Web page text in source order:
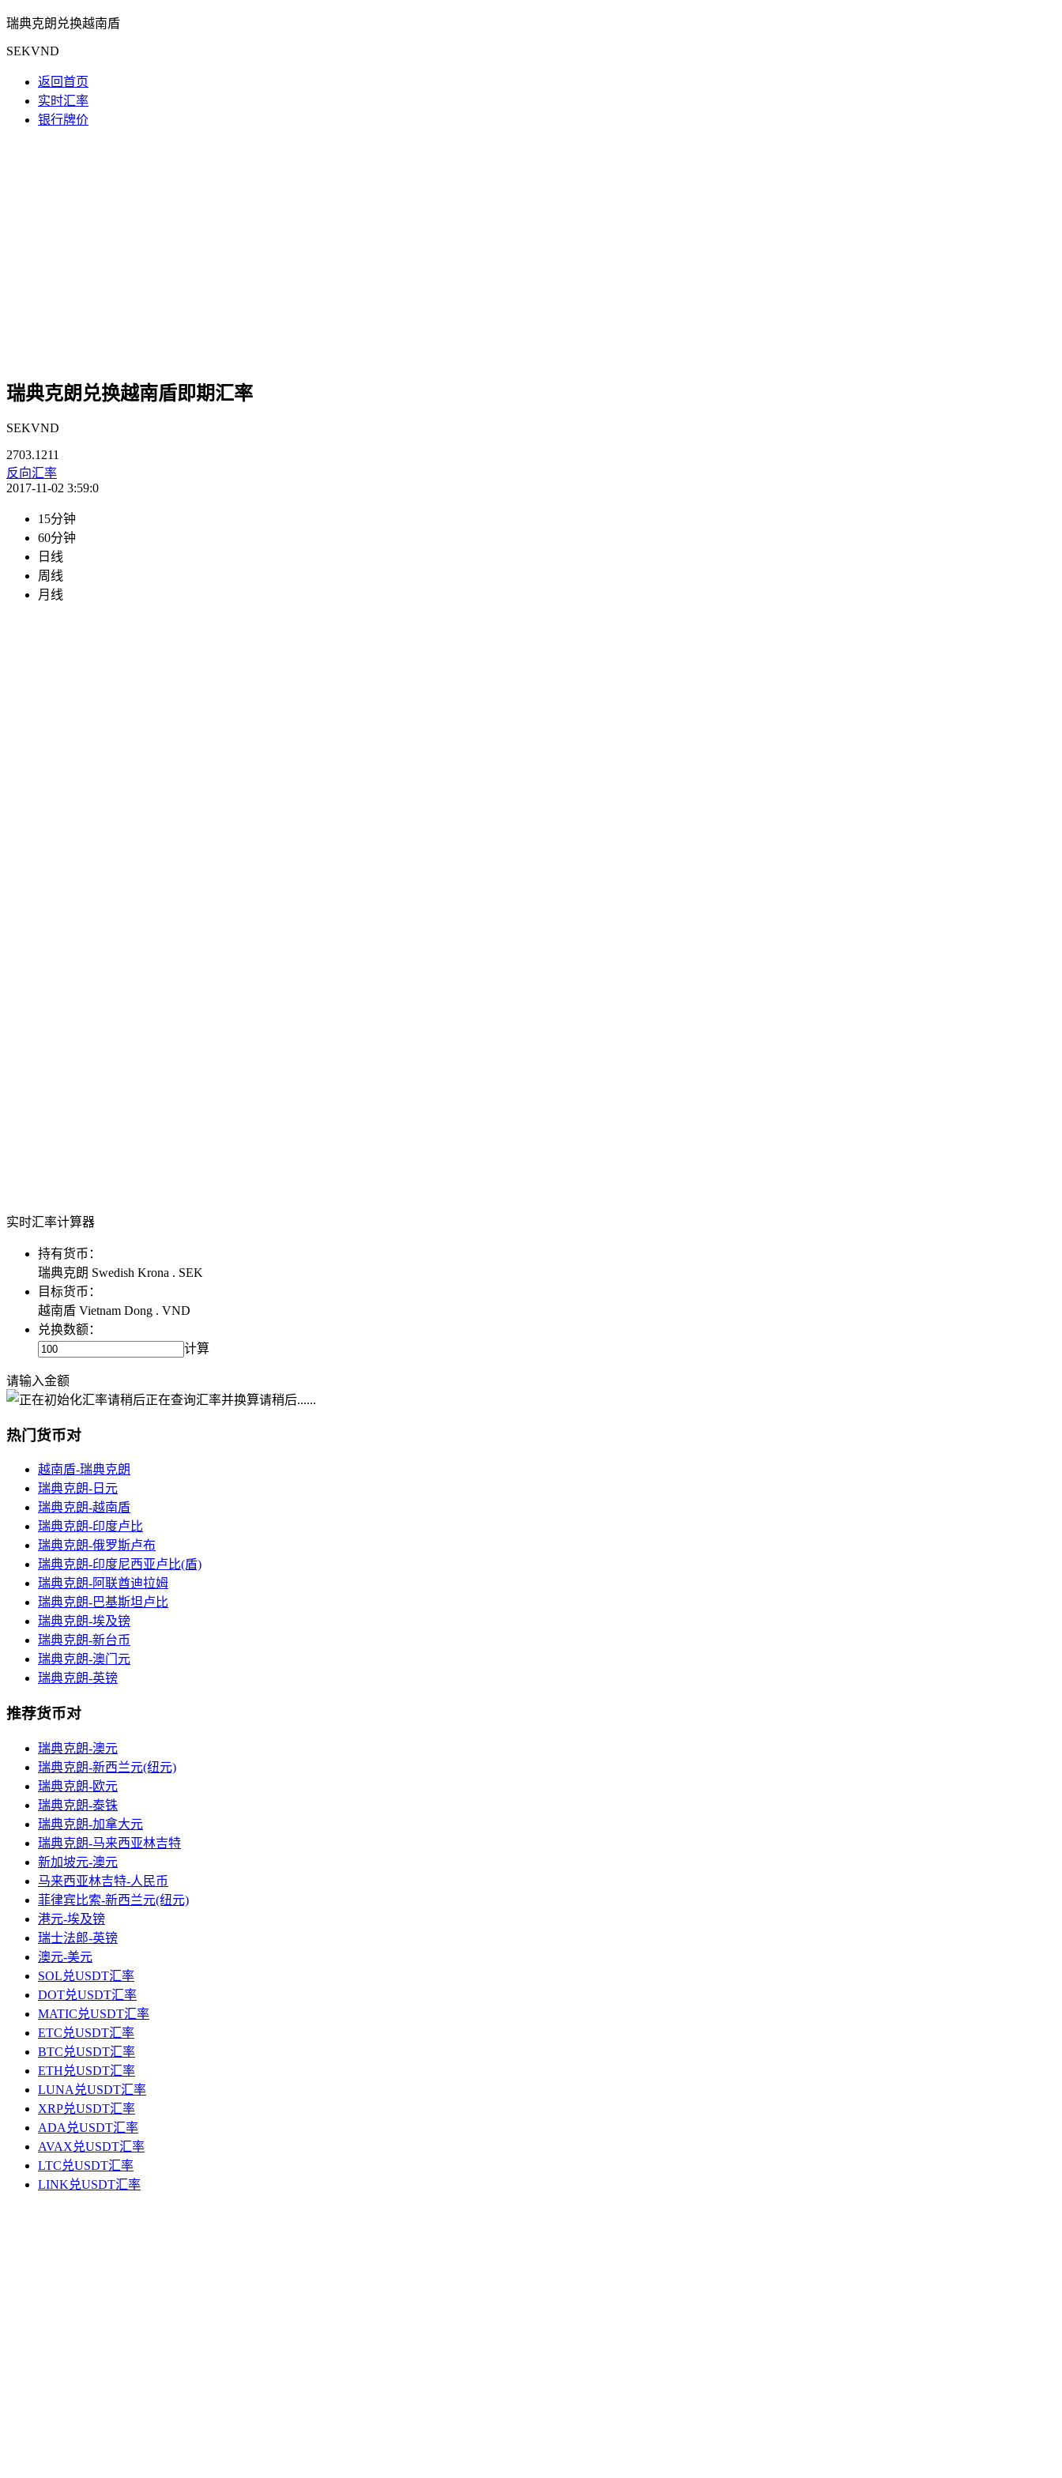
瑞典克朗兑换越南盾
SEKVND
返回首页
实时汇率
银行牌价
瑞典克朗兑换越南盾即期汇率
SEKVND
2703.1211
反向汇率
2017-11-02 3:59:0
15分钟
60分钟
日线
周线
月线
实时汇率计算器
持有货币：
瑞典克朗 Swedish Krona . SEK
目标货币：
越南盾 Vietnam Dong . VND
兑换数额：
计算
请输入金额
正在查询汇率并换算请稍后......
热门货币对
越南盾-瑞典克朗
瑞典克朗-日元
瑞典克朗-越南盾
瑞典克朗-印度卢比
瑞典克朗-俄罗斯卢布
瑞典克朗-印度尼西亚卢比(盾)
瑞典克朗-阿联酋迪拉姆
瑞典克朗-巴基斯坦卢比
瑞典克朗-埃及镑
瑞典克朗-新台币
瑞典克朗-澳门元
瑞典克朗-英镑
推荐货币对
瑞典克朗-澳元
瑞典克朗-新西兰元(纽元)
瑞典克朗-欧元
瑞典克朗-泰铢
瑞典克朗-加拿大元
瑞典克朗-马来西亚林吉特
新加坡元-澳元
马来西亚林吉特-人民币
菲律宾比索-新西兰元(纽元)
港元-埃及镑
瑞士法郎-英镑
澳元-美元
SOL兑USDT汇率
DOT兑USDT汇率
MATIC兑USDT汇率
ETC兑USDT汇率
BTC兑USDT汇率
ETH兑USDT汇率
LUNA兑USDT汇率
XRP兑USDT汇率
ADA兑USDT汇率
AVAX兑USDT汇率
LTC兑USDT汇率
LINK兑USDT汇率